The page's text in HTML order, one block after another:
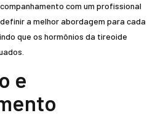
com um profissional
a melhor abordagem para cada
que os hormônios da tireoide
e